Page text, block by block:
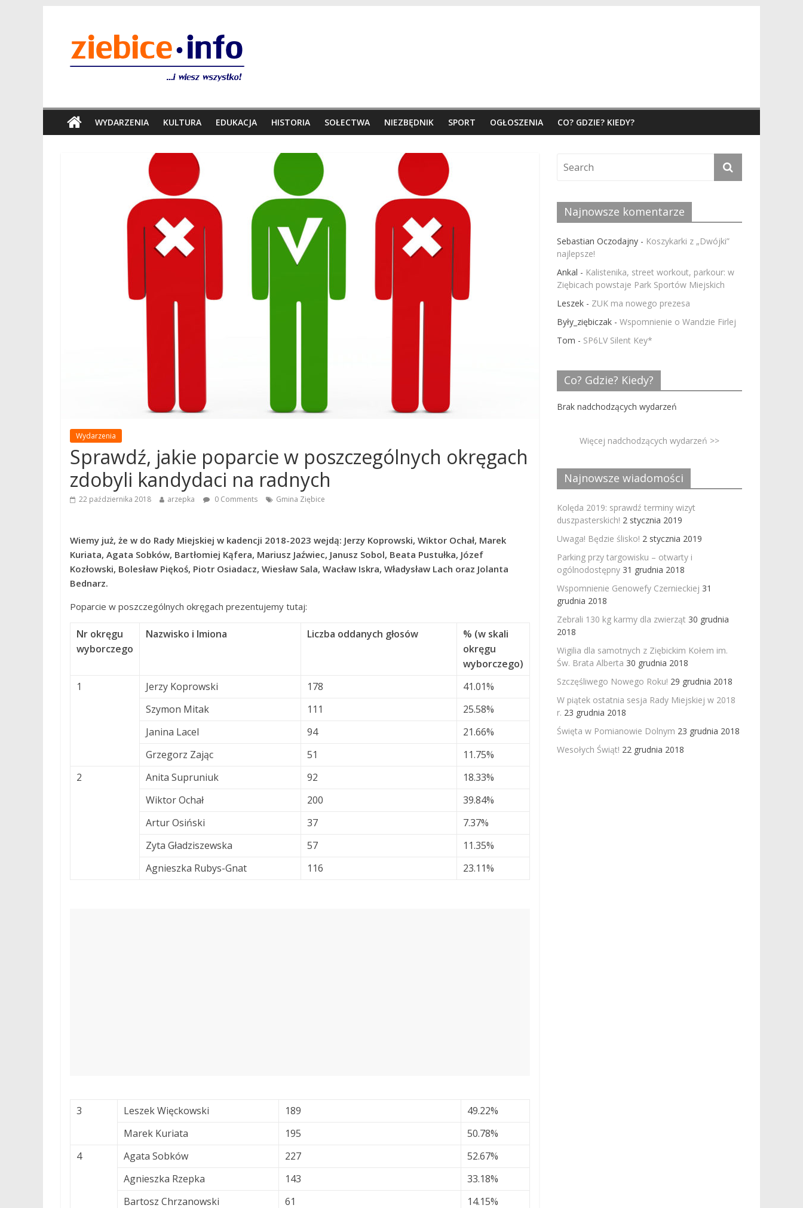
WYDARZENIA KULTURA EDUKACJA HISTORIA SOŁECTWA NIEZBĘDNIK SPORT OGŁOSZENIA CO? GDZIE? KIEDY?
Wydarzenia
Sprawdź, jakie poparcie w poszczególnych okręgach
zdobyli kandydaci na radnych
22 października 2018 arzepka 0 Comments Gmina Ziębice
Wiemy już, że w do Rady Miejskiej w kadencji 2018-2023 wejdą: Jerzy Koprowski, Wiktor Ochał, Marek
Kuriata, Agata Sobków, Bartłomiej Kąfera, Mariusz Jaźwiec, Janusz Sobol, Beata Pustułka, Józef
Kozłowski, Bolesław Piękoś, Piotr Osiadacz, Wiesław Sala, Wacław Iskra, Władysław Lach oraz Jolanta
Bednarz.
Poparcie w poszczególnych okręgach prezentujemy tutaj:
Nr okręgu
wyborczego
Nazwisko i Imiona Liczba oddanych głosów
% (w skali
okręgu
wyborczego)
1
Jerzy Koprowski 178
41.01%
Szymon Mitak
111
25.58%
Janina Lacel
94
21.66%
Grzegorz Zając
51
11.75%
2
Anita Supruniuk 92
18.33%
Wiktor Ochał
200
39.84%
Artur Osiński
37
7.37%
Zyta Gładziszewska
57
11.35%
Agnieszka Rubys-Gnat
116 23.11%
3 Leszek Więckowski 189
49.22%
Marek Kuriata
195
50.78%
4
Agata Sobków 227
52.67%
Agnieszka Rzepka
143
33.18%
Bartosz Chrzanowski
61
14.15%
Najnowsze komentarze
Sebastian Oczodajny - Koszykarki z „Dwójki”
najlepsze!
Ankal - Kalistenika, street workout, parkour: w
Ziębicach powstaje Park Sportów Miejskich
Leszek - ZUK ma nowego prezesa
Były_ziębiczak - Wspomnienie o Wandzie Firlej
Tom - SP6LV Silent Key*
Co? Gdzie? Kiedy?
Brak nadchodzących wydarzeń
Więcej nadchodzących wydarzeń >>
Najnowsze wiadomości
Kolęda 2019: sprawdź terminy wizyt
duszpasterskich! 2 stycznia 2019
Uwaga! Będzie ślisko! 2 stycznia 2019
Parking przy targowisku – otwarty i
ogólnodostępny 31 grudnia 2018
Wspomnienie Genowefy Czernieckiej 31
grudnia 2018
Zebrali 130 kg karmy dla zwierząt 30 grudnia
2018
Wigilia dla samotnych z Ziębickim Kołem im.
Św. Brata Alberta 30 grudnia 2018
Szczęśliwego Nowego Roku! 29 grudnia 2018
W piątek ostatnia sesja Rady Miejskiej w 2018
r. 23 grudnia 2018
Święta w Pomianowie Dolnym 23 grudnia 2018
Wesołych Świąt! 22 grudnia 2018